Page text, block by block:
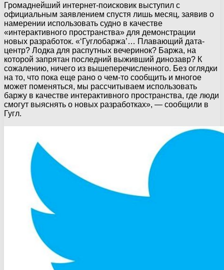
Громаднейший интернет-поисковик выступил с
официальным заявлением спустя лишь месяц, заявив о
намерении использовать судно в качестве
«интерактивного пространства» для демонстрации
новых разработок. «‘Гуглобаржа’… Плавающий дата-
центр? Лодка для распутных вечеринок? Баржа, на
которой запрятан последний выживший динозавр? К
сожалению, ничего из вышеперечисленного. Без оглядки
на то, что пока еще рано о чем-то сообщить и многое
может поменяться, мы рассчитываем использовать
баржу в качестве интерактивного пространства, где люди
смогут выяснять о новых разработках», — сообщили в
Гугл.